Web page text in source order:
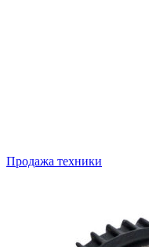
Продажа техники